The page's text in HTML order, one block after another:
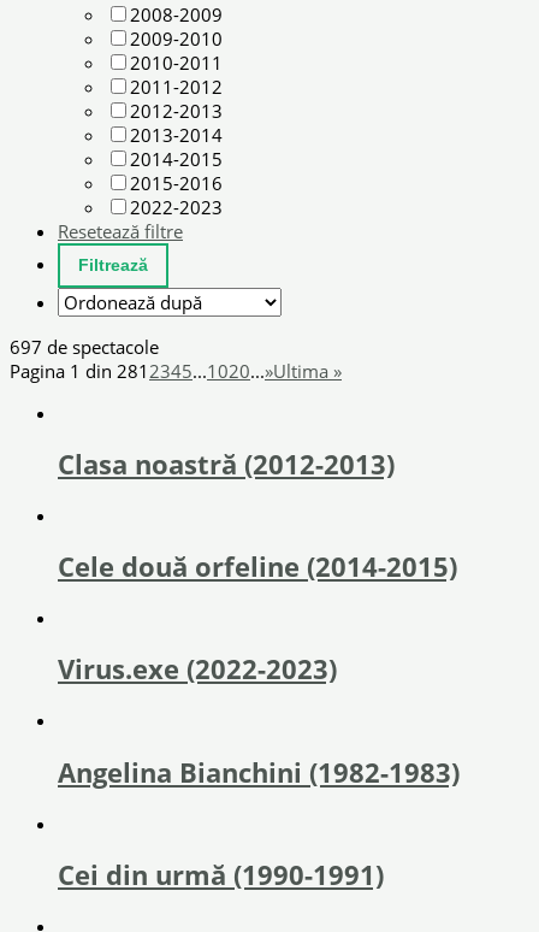
2008-2009
2009-2010
2010-2011
2011-2012
2012-2013
2013-2014
2014-2015
2015-2016
2022-2023
Resetează filtre
697 de spectacole
Pagina 1 din 281 2345...1020...»Ultima »
Clasa noastră (2012-2013)
Cele două orfeline (2014-2015)
Virus.exe (2022-2023)
Angelina Bianchini (1982-1983)
Cei din urmă (1990-1991)